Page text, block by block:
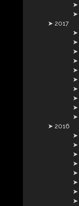
2017
2016